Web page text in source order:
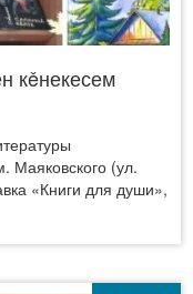
кěнекесем
Маяковского (ул.
«Книги для души»,